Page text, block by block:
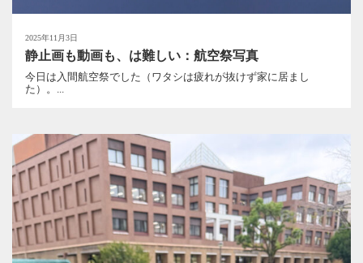
2025年11月3日
静止画も動画も、は難しい：航空祭写真
今日は入間航空祭でした（ワタシは疲れが抜けず家に居まし
た）。...